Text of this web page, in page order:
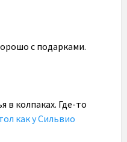
с подарками.
в колпаках. Где-то
как у Сильвио